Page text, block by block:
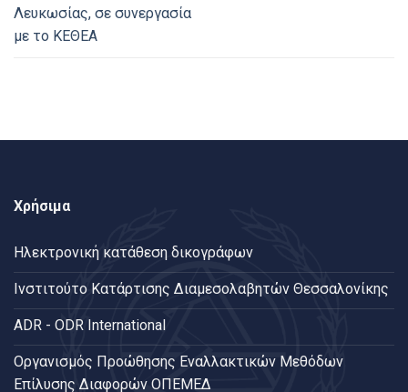
Λευκωσίας, σε συνεργασία
με το ΚΕΘΕΑ
Χρήσιμα
Ηλεκτρονική κατάθεση δικογράφων
Ινστιτούτο Κατάρτισης Διαμεσολαβητών Θεσσαλονίκης
ADR - ODR International
Oργανισμός Προώθησης Εναλλακτικών Μεθόδων
Επίλυσης Διαφορών ΟΠΕΜΕΔ